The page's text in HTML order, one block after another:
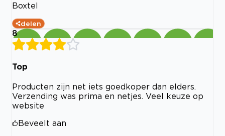
Boxtel
delen
8
Top
Producten zijn net iets goedkoper dan elders.
Verzending was prima en netjes. Veel keuze op
website
Beveelt aan